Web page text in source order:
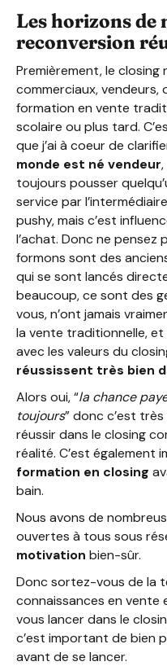
Les horizons de
reconversion
Premièrement, le closing
commerciaux,
formation en vente
scolaire ou plus tard.
que j’ai à coeur de
monde est né vendeur
toujours pousser
service par
pushy, mais c’est
l’achat. Donc ne pensez
formons sont des
qui se sont lancés
beaucoup, ce sont des
vous, n’ont jamais
la vente traditionnelle,
avec les valeurs du
réussissent très bien
Alors oui, “la chance
toujours” donc c’est
réussir dans le closing
réalité. C’est également
formation en closing
bain.
Nous avons de
ouvertes à tous sous
motivation bien-sûr.
Donc sortez-vous de la
connaissances en vente
vous lancer dans le
c’est important de bien
avant de se lancer.